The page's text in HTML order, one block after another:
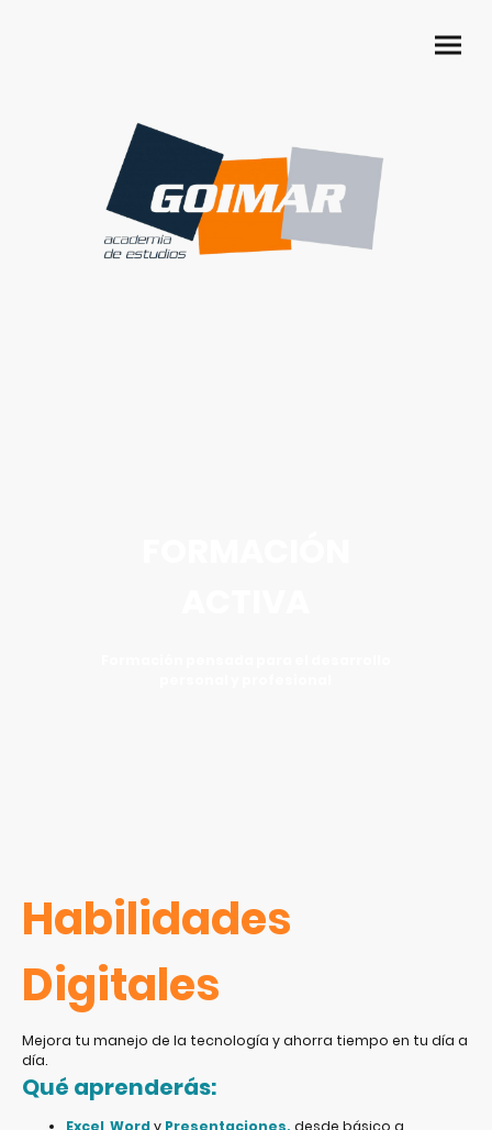
Habilidades
Digitales
Mejora tu manejo de la tecnología y ahorra tiempo en tu día a
día.
Qué aprenderás: